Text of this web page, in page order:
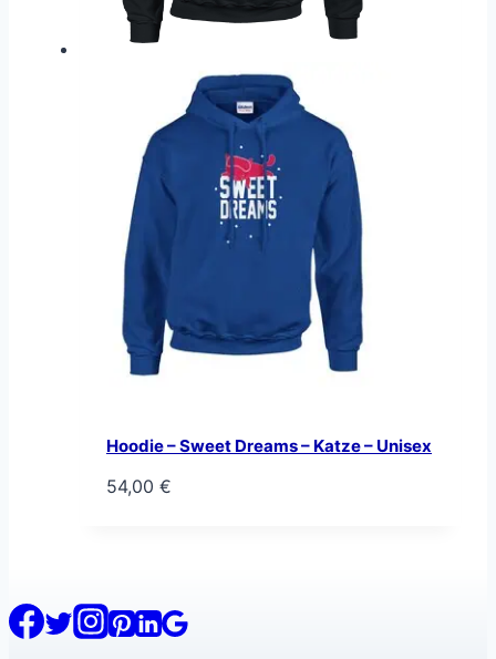
Hoodie – Sweet Dreams – Katze – Unisex
54,00 €